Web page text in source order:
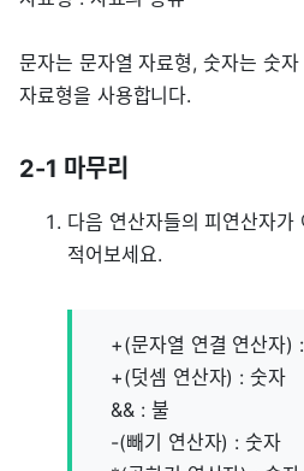
문자는 문자열 자료형, 숫자는 숫
자료형을 사용합니다.
2-1 마무리
다음 연산자들의 피연산자가
적어보세요.
+(문자열 연결 연산자)
+(덧셈 연산자) : 숫자
&& : 불
-(빼기 연산자) : 숫자